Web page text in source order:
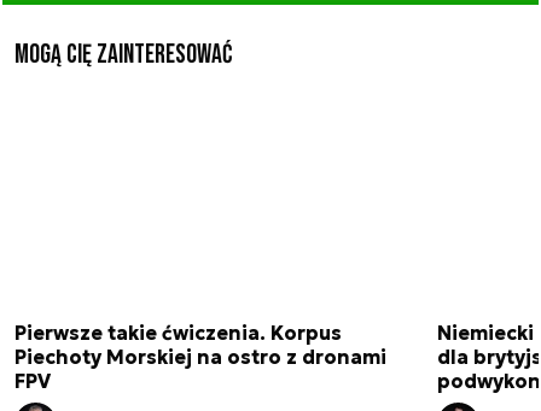
Mogą Cię zainteresować
Pierwsze takie ćwiczenia. Korpus
Piechoty Morskiej na ostro z dronami
FPV
dla